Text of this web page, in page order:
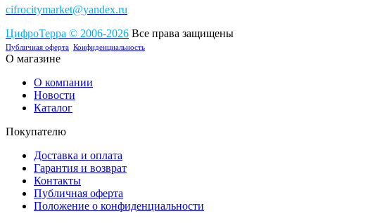
cifrocitymarket@yandex.ru
ЦифроТерра © 2006-2026 Все права защищены
Публичная оферта Конфиденциальность
О магазине
О компании
Новости
Каталог
Покупателю
Доставка и оплата
Гарантия и возврат
Контакты
Публичная оферта
Положение о конфиденциальности